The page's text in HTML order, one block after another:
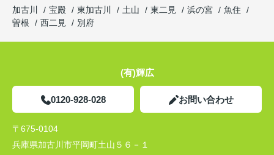
加古川
宝殿 東加古川 土山 東二見 浜の宮
魚住
曽根
西二見 別府
(有)輝広
0120-928-028 お問い合わせ
〒675-0104
兵庫県加古川市平岡町土山５６－１